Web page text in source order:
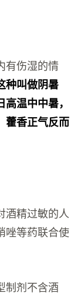
有伤湿的情
种叫做阴暑
温中中暑，
藿香正气反而
酒精过敏的人
唑等药联合使
制剂不含酒